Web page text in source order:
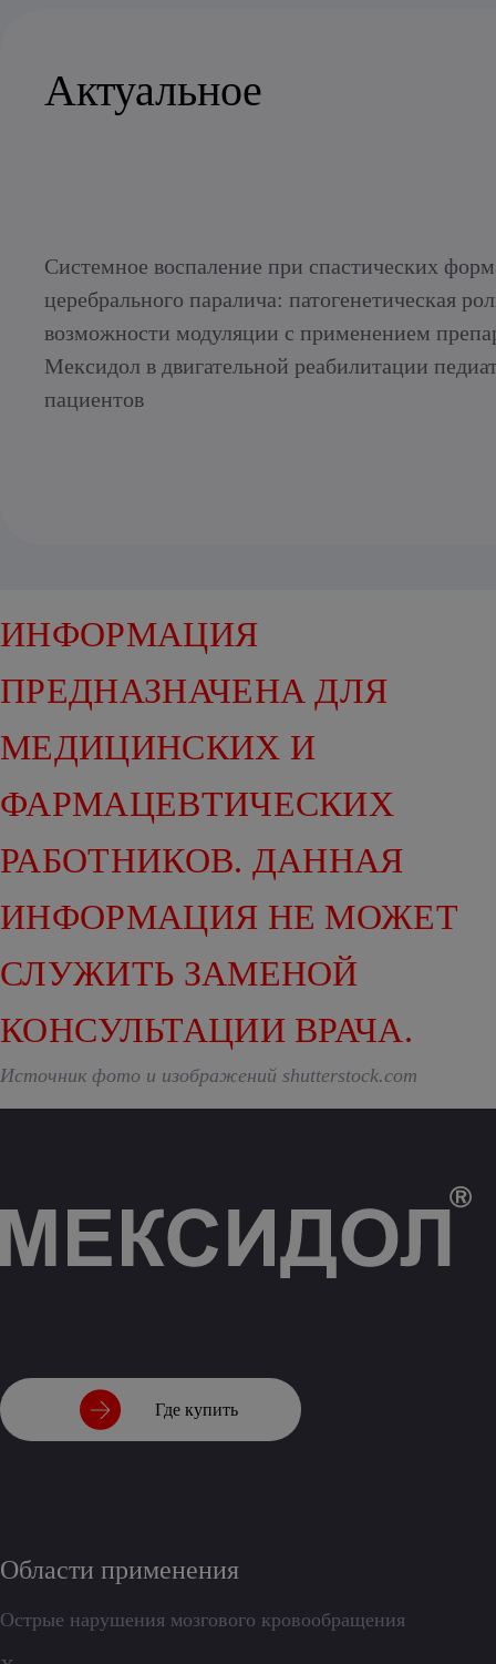
Актуальное
Системное воспаление при спастических
церебрального паралича: патогенетическая
возможности модуляции с применением
Мексидол в двигательной реабилитации
пациентов
ИНФОРМАЦИЯ
ПРЕДНАЗНАЧЕНА ДЛЯ
МЕДИЦИНСКИХ И
ФАРМАЦЕВТИЧЕСКИХ
РАБОТНИКОВ. ДАННАЯ
ИНФОРМАЦИЯ НЕ МОЖЕТ
СЛУЖИТЬ ЗАМЕНОЙ
КОНСУЛЬТАЦИИ ВРАЧА.
Источник фото и изображений shutterstock.com
Где купить
Области применения
Острые нарушения мозгового кровообращения